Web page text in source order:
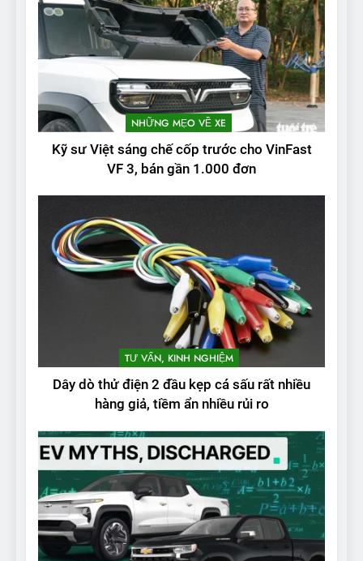
NHỮNG MẸO VỀ XE
Kỹ sư Việt sáng chế cốp trước cho VinFast
VF 3, bán gần 1.000 đơn
TƯ VẤN, KINH NGHIỆM
Dây dò thử điện 2 đầu kẹp cá sấu rất nhiều
hàng giả, tiềm ẩn nhiều rủi ro